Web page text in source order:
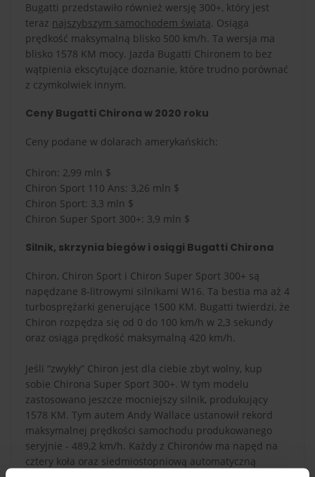
Bugatti przedstawiło również wersję 300+, który jest
teraz najszybszym samochodem świata. Osiąga
prędkość maksymalną blisko 500 km/h. Ta wersja ma
blisko 1578 KM mocy. Jazda Bugatti Chironem to bez
wątpienia ekscytujące doznanie, które trudno porównać
z czymkolwiek innym.
Ceny Bugatti Chirona w 2020 roku
Ceny podane w dolarach amerykańskich:
Chiron: 2,99 mln $
Chiron Sport 110 Ans: 3,26 mln $
Chiron Sport: 3,3 mln $
Chiron Super Sport 300+: 3,9 mln $
Silnik, skrzynia biegów i osiągi Bugatti Chirona
Chiron, Chiron Sport i Chiron Super Sport 300+ są
napędzane 8-litrowymi silnikami W16. Ta bestia ma aż 4
turbosprężarki generujące 1500 KM. Bugatti twierdzi, że
Chiron rozpędza się od 0 do 100 km/h w 2,3 sekundy
oraz osiąga prędkość maksymalną 420 km/h.
Jeśli “zwykły” Chiron jest dla ciebie zbyt wolny, kup
sobie Chirona Super Sport 300+. W tym modelu
zastosowano jeszcze mocniejszy silnik, produkujący
1578 KM. Tym autem Andy Wallace ustanowił rekord
maksymalnej prędkości samochodu produkowanego
seryjnie - 489,2 km/h. Każdy z Chironów ma napęd na
cztery koła oraz siedmiostopniową automatyczną